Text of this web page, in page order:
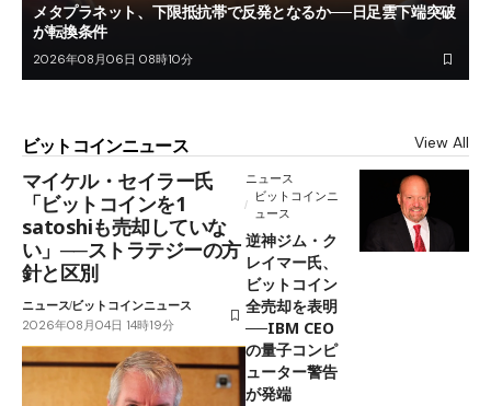
メタプラネット、下限抵抗帯で反発となるか──日足雲下端突破
が転換条件
2026年08月06日 08時10分
ビットコインニュース View All
マイケル・セイラー氏
「ビットコインを1
satoshiも売却していな
い」──ストラテジーの方
針と区別
ニュースビットコインニュース
2026年08月04日 14時19分
ニュース
ビットコインニ
ュース
逆神ジム・ク
レイマー氏、
ビットコイン
全売却を表明
──IBM CEO
の量子コンピ
ューター警告
が発端